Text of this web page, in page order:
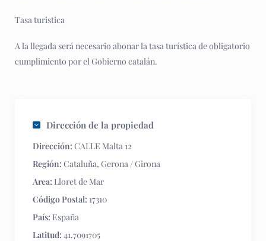
Tasa turistica
A la llegada será necesario abonar la tasa turística de obligatorio
cumplimiento por el Gobierno catalán.
Dirección de la propiedad
Dirección: CALLE Malta 12
Región: Cataluña, Gerona / Girona
Area: Lloret de Mar
Código Postal: 17310
País: España
Latitud: 41.7091705